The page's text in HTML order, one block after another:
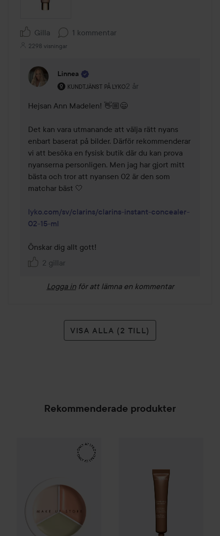
Gilla 1 kommentar
2298 visningar
Linnea
KUNDTJÄNST PÅ LYKO
Användarens roll: Kundtjänst på Lyko.
2 år
Kommentaren lades 2 år
Hejsan Ann Madelen! 👋🏼😄
Det kan vara utmanande att välja rätt nyans
enbart baserat på bilder. Därför rekommenderar
vi att besöka en fysisk butik där du kan prova
nyanserna personligen. Men jag har gjort mitt
bästa och tror att nyansen 02 är den som
matchar bäst 🤍
lyko.com/sv/clarins/clarins-instant-concealer-
02-15-ml
Önskar dig allt gott!
2 gillar
Logga in för att lämna en kommentar
VISA ALLA (2 TILL)
Rekommenderade produkter
Make Up Store